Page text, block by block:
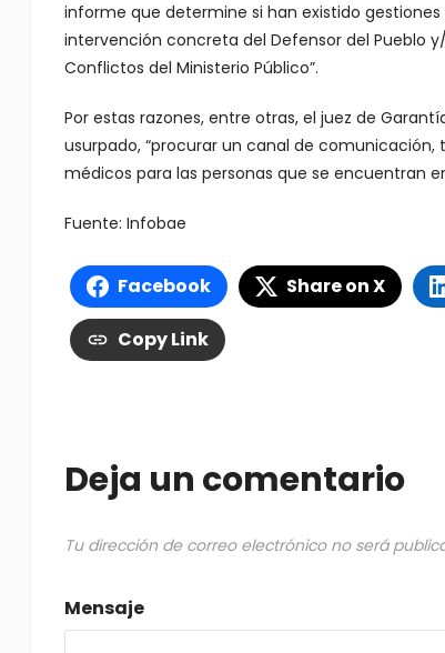
informe que determine si han existido
intervención concreta del Defensor del Pueblo
Conflictos del Ministerio Público”.
Por estas razones, entre otras, el juez de
usurpado, “procurar un canal de
médicos para las personas que se encuentran
Fuente: Infobae
Facebook Share on X
Copy Link
Deja un comentario
Tu dirección de correo electrónico no será
Mensaje